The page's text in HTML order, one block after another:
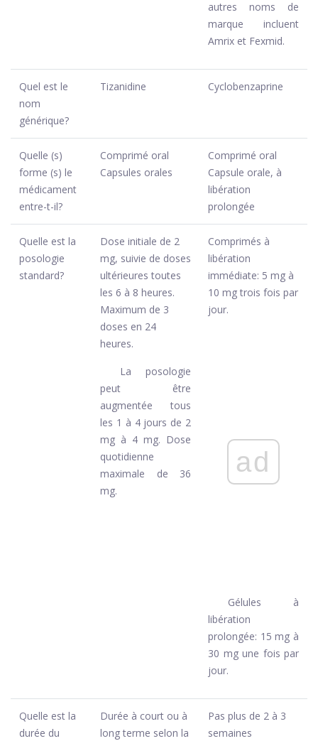
autres noms de
marque incluent
Amrix et Fexmid.
Quel est le
nom
générique?
Tizanidine Cyclobenzaprine
Quelle (s)
forme (s) le
médicament
entre-t-il?
Comprimé oral
Capsules orales
Comprimé oral
Capsule orale, à
libération
prolongée
Quelle est la
posologie
standard?
Dose initiale de 2
mg, suivie de doses
ultérieures toutes
les 6 à 8 heures.
Maximum de 3
doses en 24
heures.
La posologie
peut être
augmentée tous
les 1 à 4 jours de 2
mg à 4 mg. Dose
quotidienne
maximale de 36
mg.
Comprimés à
libération
immédiate: 5 mg à
10 mg trois fois par
jour.
ad
Gélules à
libération
prolongée: 15 mg à
30 mg une fois par
jour.
Quelle est la
durée du
Durée à court ou à
long terme selon la
Pas plus de 2 à 3
semaines